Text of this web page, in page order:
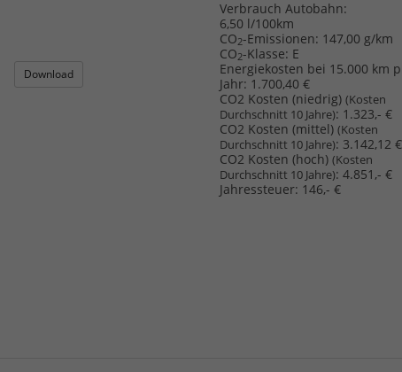
Verbrauch Autobahn:
6,50 l/100km
CO2-Emissionen: 147,00 g/km
CO2-Klasse: E
Download
Energiekosten bei 15.000 km
Jahr: 1.700,40 €
CO2 Kosten (niedrig) (Kosten
Durchschnitt 10 Jahre): 1.323,- €
CO2 Kosten (mittel) (Kosten
Durchschnitt 10 Jahre): 3.142,12 €
CO2 Kosten (hoch) (Kosten
Durchschnitt 10 Jahre): 4.851,- €
Jahressteuer: 146,- €